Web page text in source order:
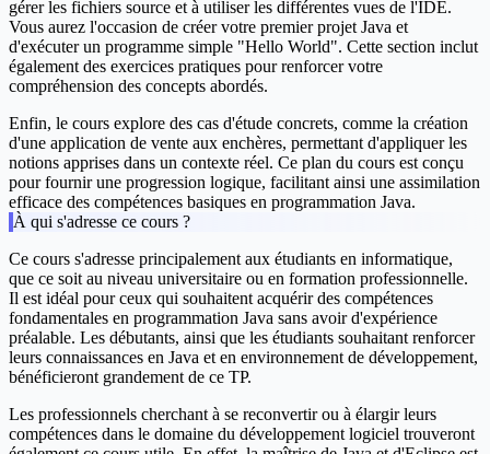
gérer les fichiers source et à utiliser les différentes vues de l'IDE.
Vous aurez l'occasion de créer votre premier projet Java et
d'exécuter un programme simple "Hello World". Cette section inclut
également des exercices pratiques pour renforcer votre
compréhension des concepts abordés.
Enfin, le cours explore des cas d'étude concrets, comme la création
d'une application de vente aux enchères, permettant d'appliquer les
notions apprises dans un contexte réel. Ce plan du cours est conçu
pour fournir une progression logique, facilitant ainsi une assimilation
efficace des compétences basiques en programmation Java.
À qui s'adresse ce cours ?
Ce cours s'adresse principalement aux étudiants en informatique,
que ce soit au niveau universitaire ou en formation professionnelle.
Il est idéal pour ceux qui souhaitent acquérir des compétences
fondamentales en programmation Java sans avoir d'expérience
préalable. Les débutants, ainsi que les étudiants souhaitant renforcer
leurs connaissances en Java et en environnement de développement,
bénéficieront grandement de ce TP.
Les professionnels cherchant à se reconvertir ou à élargir leurs
compétences dans le domaine du développement logiciel trouveront